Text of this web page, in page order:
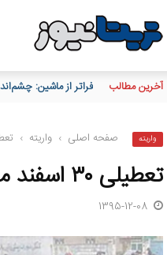
آخرین مطالب فراتر از ماشین:
واریته صفحه اصلی › واریته › تعطیلی
تعطیلی ۳۰ اسفند منتفی است
1395-12-08